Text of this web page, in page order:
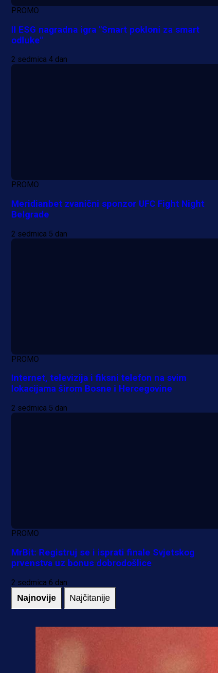
PROMO
II ESG nagradna igra "Smart pokloni za smart
odluke"
2 sedmica 4 dan
PROMO
Meridianbet zvanični sponzor UFC Fight Night
Belgrade
2 sedmica 5 dan
PROMO
Internet, televizija i fiksni telefon na svim
lokacijama širom Bosne i Hercegovine
2 sedmica 5 dan
PROMO
MrBit: Registruj se i isprati finale Svjetskog
prvenstva uz bonus dobrodošlice
2 sedmica 6 dan
Najnovije Najčitanije